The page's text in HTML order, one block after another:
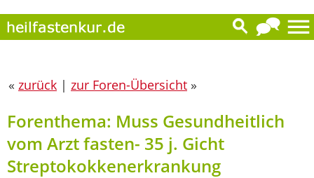
« zurück | zur Foren-Übersicht »
Forenthema: Muss Gesundheitlich
vom Arzt fasten- 35 j. Gicht
Streptokokkenerkrankung